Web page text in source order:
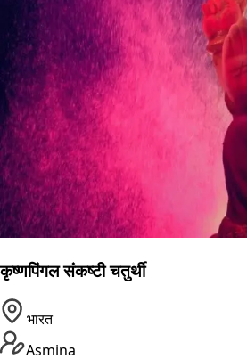
कृष्णपिंगल संकष्टी चतुर्थी
भारत
Asmina